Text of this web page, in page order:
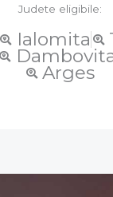
Judete eligibile:
Ialomita
Arges